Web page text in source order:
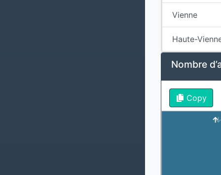
Vienne
Haute-
Nombre
Copy